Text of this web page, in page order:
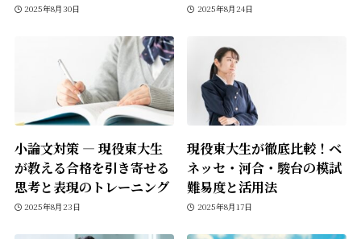
2025年8月30日 2025年8月24日
小論文対策 ― 現役東大生
が教える合格を引き寄せる
思考と表現のトレーニング
2025年8月23日
現役東大生が徹底比較！ベ
ネッセ・河合・駿台の模試
難易度と活用法
2025年8月17日